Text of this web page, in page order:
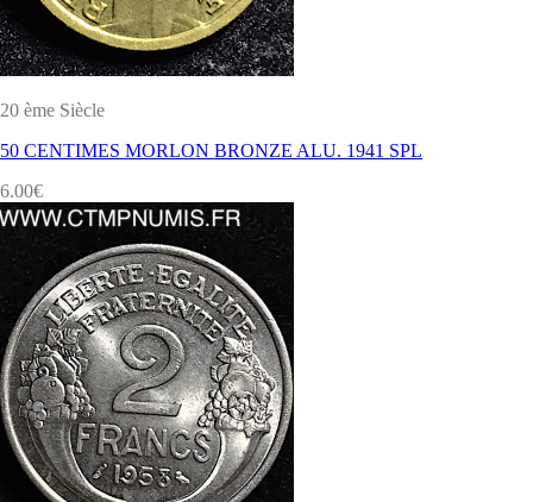
20 ème Siècle
50 CENTIMES MORLON BRONZE ALU. 1941 SPL
6.00€